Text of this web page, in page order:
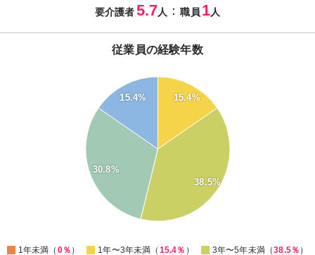
要介護者5.7人 ：職員 1人
従業員の経験年数
15.4%
38.5%
30.8%
15.4%
1年未満（ 0％ ） 1年〜3年未満（ 15.4％ ） 3年〜5年未満（38.5％ ）